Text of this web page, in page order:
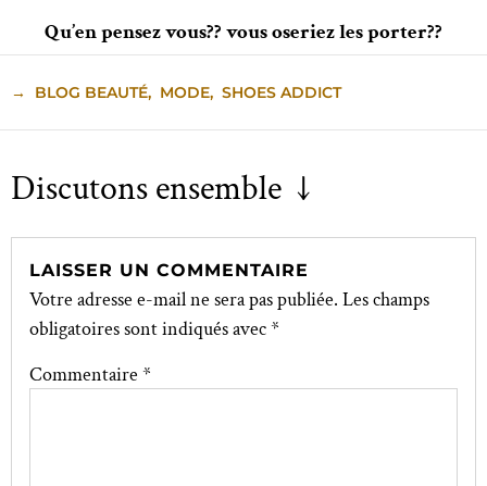
Qu’en pensez vous?? vous oseriez les porter??
→ BLOG BEAUTÉ, MODE, SHOES ADDICT
Discutons ensemble ↓
LAISSER UN COMMENTAIRE
Votre adresse e-mail ne sera pas publiée. Les champs
obligatoires sont indiqués avec*
Commentaire *